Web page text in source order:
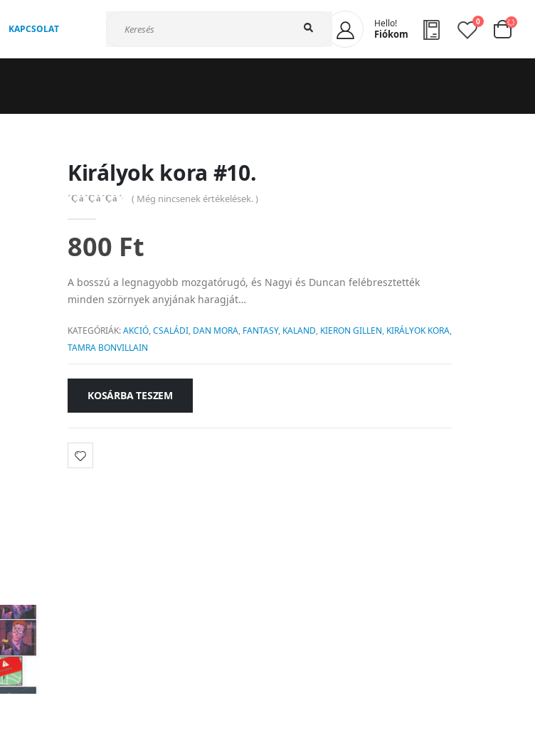
KAPCSOLAT Hello!
Fiókom
0
Királyok kora #10.
( Még nincsenek értékelések. )
800 Ft
A bosszú a legnagyobb mozgatórugó, és Nagyi és Duncan felébresztették
minden szörnyek anyjának haragját…
KATEGÓRIÁK:AKCIÓ,CSALÁDI, DAN MORA, FANTASY, KALAND, KIERON GILLEN, KIRÁLYOK KORA,
TAMRA BONVILLAIN
KOSÁRBA TESZEM